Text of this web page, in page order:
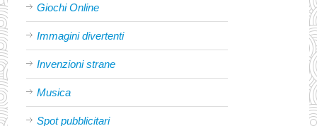
Giochi Online
Immagini divertenti
Invenzioni strane
Musica
Spot pubblicitari